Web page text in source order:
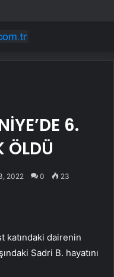
6.
ÖLDÜ
2022 0 23
katındaki dairenin
Sadri B. hayatını